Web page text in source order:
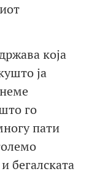
која
ја
го
пати
бегалската